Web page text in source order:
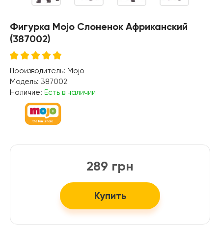
Фигурка Mojo Слоненок Африканский
(387002)
Производитель: Mojo
Модель: 387002
Наличие: Есть в наличии
289 грн
Купить